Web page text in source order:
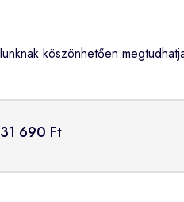
köszönhetően
31 690 Ft